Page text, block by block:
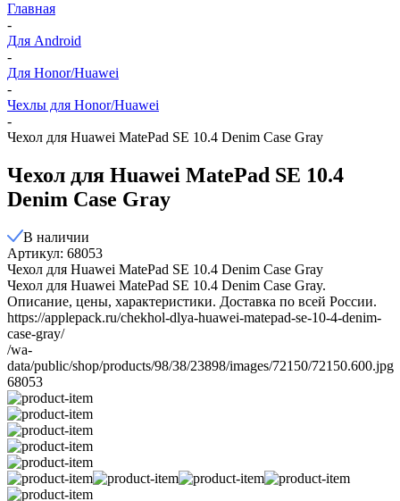
Главная
-
Для Android
-
Для Honor/Huawei
-
Чехлы для Honor/Huawei
-
Чехол для Huawei MatePad SE 10.4 Denim Case Gray
Чехол для Huawei MatePad SE 10.4
Denim Case Gray
В наличии
Артикул: 68053
Чехол для Huawei MatePad SE 10.4 Denim Case Gray
Чехол для Huawei MatePad SE 10.4 Denim Case Gray.
Описание, цены, характеристики. Доставка по всей России.
https://applepack.ru/chekhol-dlya-huawei-matepad-se-10-4-denim-
case-gray/
/wa-
data/public/shop/products/98/38/23898/images/72150/72150.600.jpg
68053